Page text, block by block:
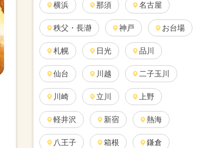
横浜 那須 名古屋
秩父・長瀞 神戸 お台場
札幌 日光 品川
仙台 川越 二子玉川
川崎 立川 上野
軽井沢 新宿 熱海
八王子 箱根 鎌倉